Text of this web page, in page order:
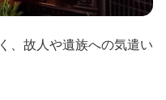
、故人や遺族への気遣い